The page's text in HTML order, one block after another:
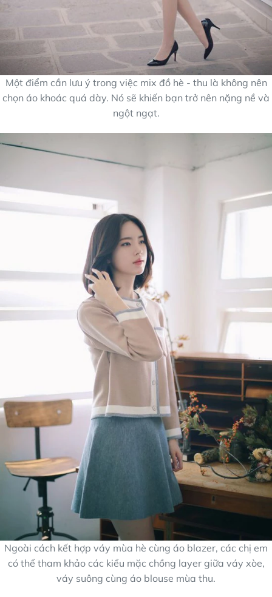
Một điểm cần lưu ý trong việc mix đồ hè - thu là không nên
chọn áo khoác quá dày. Nó sẽ khiến bạn trở nên nặng nề và
ngột ngạt.
Ngoài cách kết hợp váy mùa hè cùng áo blazer, các chị em
có thể tham khảo các kiểu mặc chồng layer giữa váy xòe,
váy suông cùng áo blouse mùa thu.